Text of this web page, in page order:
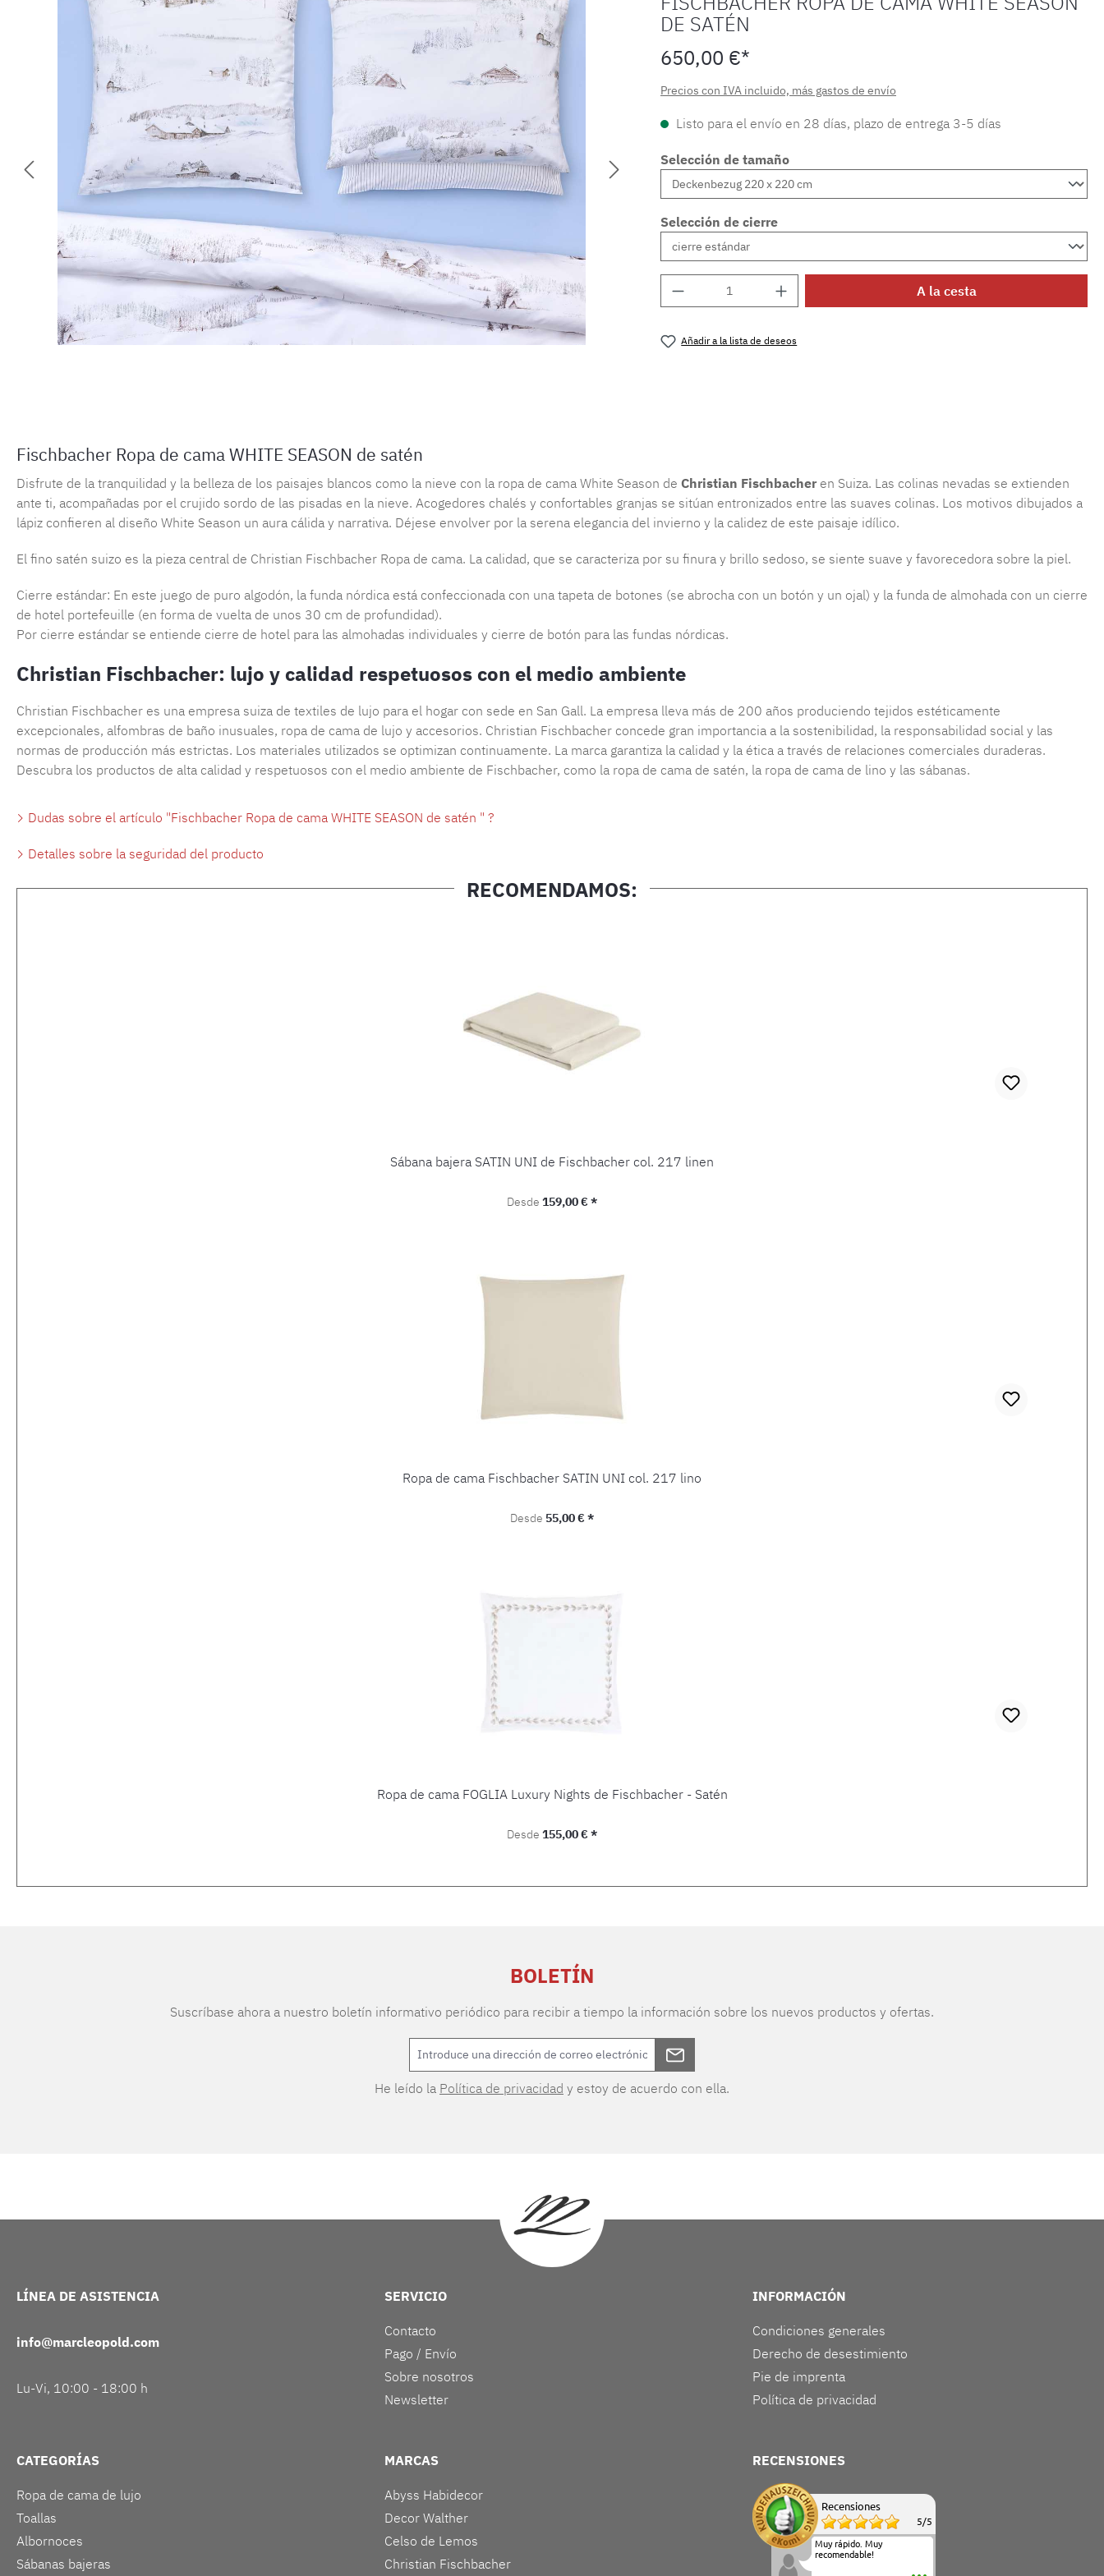
DE SATÉN
650,00 €*
Precios con IVA incluido, más gastos de envío
Listo para el envío en 28 días, plazo de entrega 3-5 días
Selección de tamaño
Selección de cierre
Cantidad del producto: introduce la cantidad
A la cesta
Añadir a la lista de deseos
Fischbacher Ropa de cama WHITE SEASON de satén
Disfrute de la tranquilidad y la belleza de los paisajes blancos como la nieve con la ropa de cama White Season de Christian Fischbacher en Suiza. Las colinas nevadas se extienden
ante ti, acompañadas por el crujido sordo de las pisadas en la nieve. Acogedores chalés y confortables granjas se sitúan entronizados entre las suaves colinas. Los motivos dibujados a
lápiz confieren al diseño White Season un aura cálida y narrativa. Déjese envolver por la serena elegancia del invierno y la calidez de este paisaje idílico.
El fino satén suizo es la pieza central de Christian Fischbacher Ropa de cama. La calidad, que se caracteriza por su finura y brillo sedoso, se siente suave y favorecedora sobre la piel.
Cierre estándar: En este juego de puro algodón, la funda nórdica está confeccionada con una tapeta de botones (se abrocha con un botón y un ojal) y la funda de almohada con un cierre
de hotel portefeuille (en forma de vuelta de unos 30 cm de profundidad).
Por cierre estándar se entiende cierre de hotel para las almohadas individuales y cierre de botón para las fundas nórdicas.
Christian Fischbacher: lujo y calidad respetuosos con el medio ambiente
Christian Fischbacher es una empresa suiza de textiles de lujo para el hogar con sede en San Gall. La empresa lleva más de 200 años produciendo tejidos estéticamente
excepcionales, alfombras de baño inusuales, ropa de cama de lujo y accesorios. Christian Fischbacher concede gran importancia a la sostenibilidad, la responsabilidad social y las
normas de producción más estrictas. Los materiales utilizados se optimizan continuamente. La marca garantiza la calidad y la ética a través de relaciones comerciales duraderas.
Descubra los productos de alta calidad y respetuosos con el medio ambiente de Fischbacher, como la ropa de cama de satén, la ropa de cama de lino y las sábanas.
Dudas sobre el artículo "Fischbacher Ropa de cama WHITE SEASON de satén " ?
Detalles sobre la seguridad del producto
RECOMENDAMOS:
Sábana bajera SATIN UNI de Fischbacher col. 217 linen
Precio normal:
Desde 159,00 € *
Ropa de cama Fischbacher SATIN UNI col. 217 lino
Precio normal:
Desde 55,00 € *
Ropa de cama FOGLIA Luxury Nights de Fischbacher - Satén
Precio normal:
Desde 155,00 € *
BOLETÍN
Suscríbase ahora a nuestro boletín informativo periódico para recibir a tiempo la información sobre los nuevos productos y ofertas.
He leído la Política de privacidad y estoy de acuerdo con ella.
LÍNEA DE ASISTENCIA
info@marcleopold.com
Lu-Vi, 10:00 - 18:00 h
SERVICIO
Contacto
Pago / Envío
Sobre nosotros
Newsletter
INFORMACIÓN
Condiciones generales
Derecho de desestimiento
Pie de imprenta
Política de privacidad
CATEGORÍAS
Ropa de cama de lujo
Toallas
Albornoces
Sábanas bajeras
MARCAS
Abyss Habidecor
Decor Walther
Celso de Lemos
Christian Fischbacher
RECENSIONES
Recensiones
5/5
Muy rápido. Muy
recomendable!